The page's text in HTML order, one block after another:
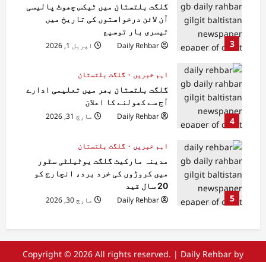
3
گلگت بلتستان میں ٹیکس چھوٹ پالیسی
آن لائن درخواستوں کی تاریخ میں
تیسری بار توسیع
Daily Rehbar
اپریل 1, 2026
4
اہم خبریں
گلگت بلتستان
گلگت بلتستان بھر میں تعلیمی ادارے
آج سے کھولنے کا اعلان
Daily Rehbar
مارچ 31, 2026
5
اہم خبریں
گلگت بلتستان
مدینہ مارکیٹ گلگت یوٹیلٹی سٹور
میں کروڑوں کی خرد برد، انچارج کو
20 سال قید
Daily Rehbar
مارچ 30, 2026
Copyright © 2026 All rights reserved. | Daily Rehbar by